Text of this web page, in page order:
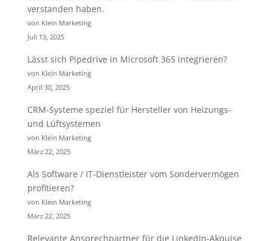
verstanden haben.
von Klein Marketing
Juli 13, 2025
Lässt sich Pipedrive in Microsoft 365 integrieren?
von Klein Marketing
April 30, 2025
CRM-Systeme speziel für Hersteller von Heizungs-
und Lüftsystemen
von Klein Marketing
März 22, 2025
Als Software / IT-Dienstleister vom Sondervermögen
profitieren?
von Klein Marketing
März 22, 2025
Relevante Ansprechpartner für die LinkedIn-Akquise